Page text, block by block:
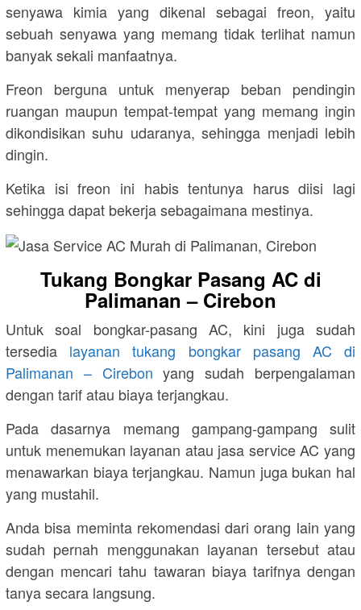
senyawa kimia yang dikenal sebagai freon, yaitu
sebuah senyawa yang memang tidak terlihat namun
banyak sekali manfaatnya.
Freon berguna untuk menyerap beban pendingin
ruangan maupun tempat-tempat yang memang ingin
dikondisikan suhu udaranya, sehingga menjadi lebih
dingin.
Ketika isi freon ini habis tentunya harus diisi lagi
sehingga dapat bekerja sebagaimana mestinya.
Tukang Bongkar Pasang AC di
Palimanan – Cirebon
Untuk soal bongkar-pasang AC, kini juga sudah
tersedia layanan tukang bongkar pasang AC di
Palimanan – Cirebon yang sudah berpengalaman
dengan tarif atau biaya terjangkau.
Pada dasarnya memang gampang-gampang sulit
untuk menemukan layanan atau jasa service AC yang
menawarkan biaya terjangkau. Namun juga bukan hal
yang mustahil.
Anda bisa meminta rekomendasi dari orang lain yang
sudah pernah menggunakan layanan tersebut atau
dengan mencari tahu tawaran biaya tarifnya dengan
tanya secara langsung.